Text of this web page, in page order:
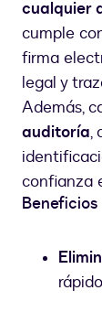
cualquier
cumple
firma
legal y
Además,
auditoría,
confianza